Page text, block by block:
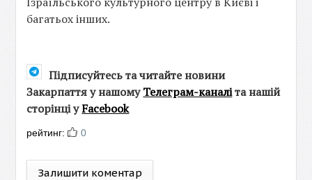
багатьох інших.
Підписуйтесь та читайте новини
Закарпаття у нашомуТелеграм-каналіта нашій
сторінці уFacebook
рейтинг: 0
Залишити коментар